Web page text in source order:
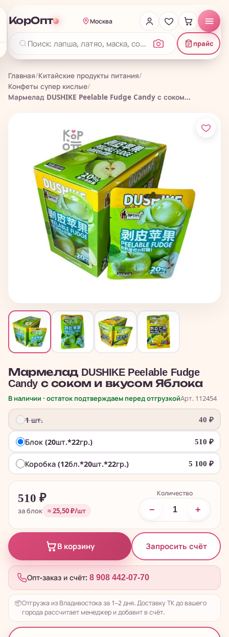
КорОпт Москва
прайс
Главная/Китайские продукты питания/
Конфеты супер кислые/
Мармелад DUSHIKE Peelable Fudge Candy с соком...
Мармелад DUSHIKE Peelable Fudge
Candy с соком и вкусом Яблока
В наличии · остаток подтверждаем перед отгрузкойАрт. 112454
1 шт. 40 ₽
Блок (20шт.*22гр.) 510 ₽
Коробка (12бл.*20шт.*22гр.) 5 100 ₽
510 ₽
за блок ≈ 25,50 ₽/шт
Количество
− +
В корзину Запросить счёт
Опт-заказ и счёт: 8 908 442-07-70
📦Отгрузка из Владивостока за 1–2 дня. Доставку ТК до вашего
города рассчитает менеджер и добавит в счёт.